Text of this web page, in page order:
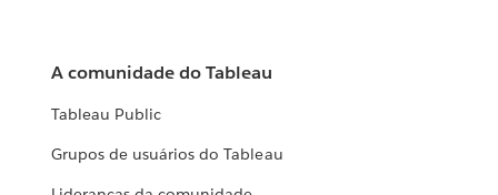
A comunidade do Tableau
Tableau Public
Grupos de usuários do Tableau